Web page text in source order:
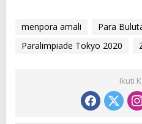
menpora amali
Para
Paralimpiade Tokyo 2020
Ikuti